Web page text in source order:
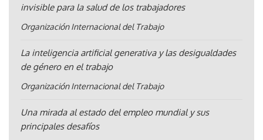
invisible para la salud de los trabajadores
Organización Internacional del Trabajo
La inteligencia artificial generativa y las desigualdades
de género en el trabajo
Organización Internacional del Trabajo
Una mirada al estado del empleo mundial y sus
principales desafíos